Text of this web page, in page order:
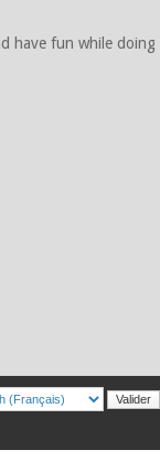
have fun while doing